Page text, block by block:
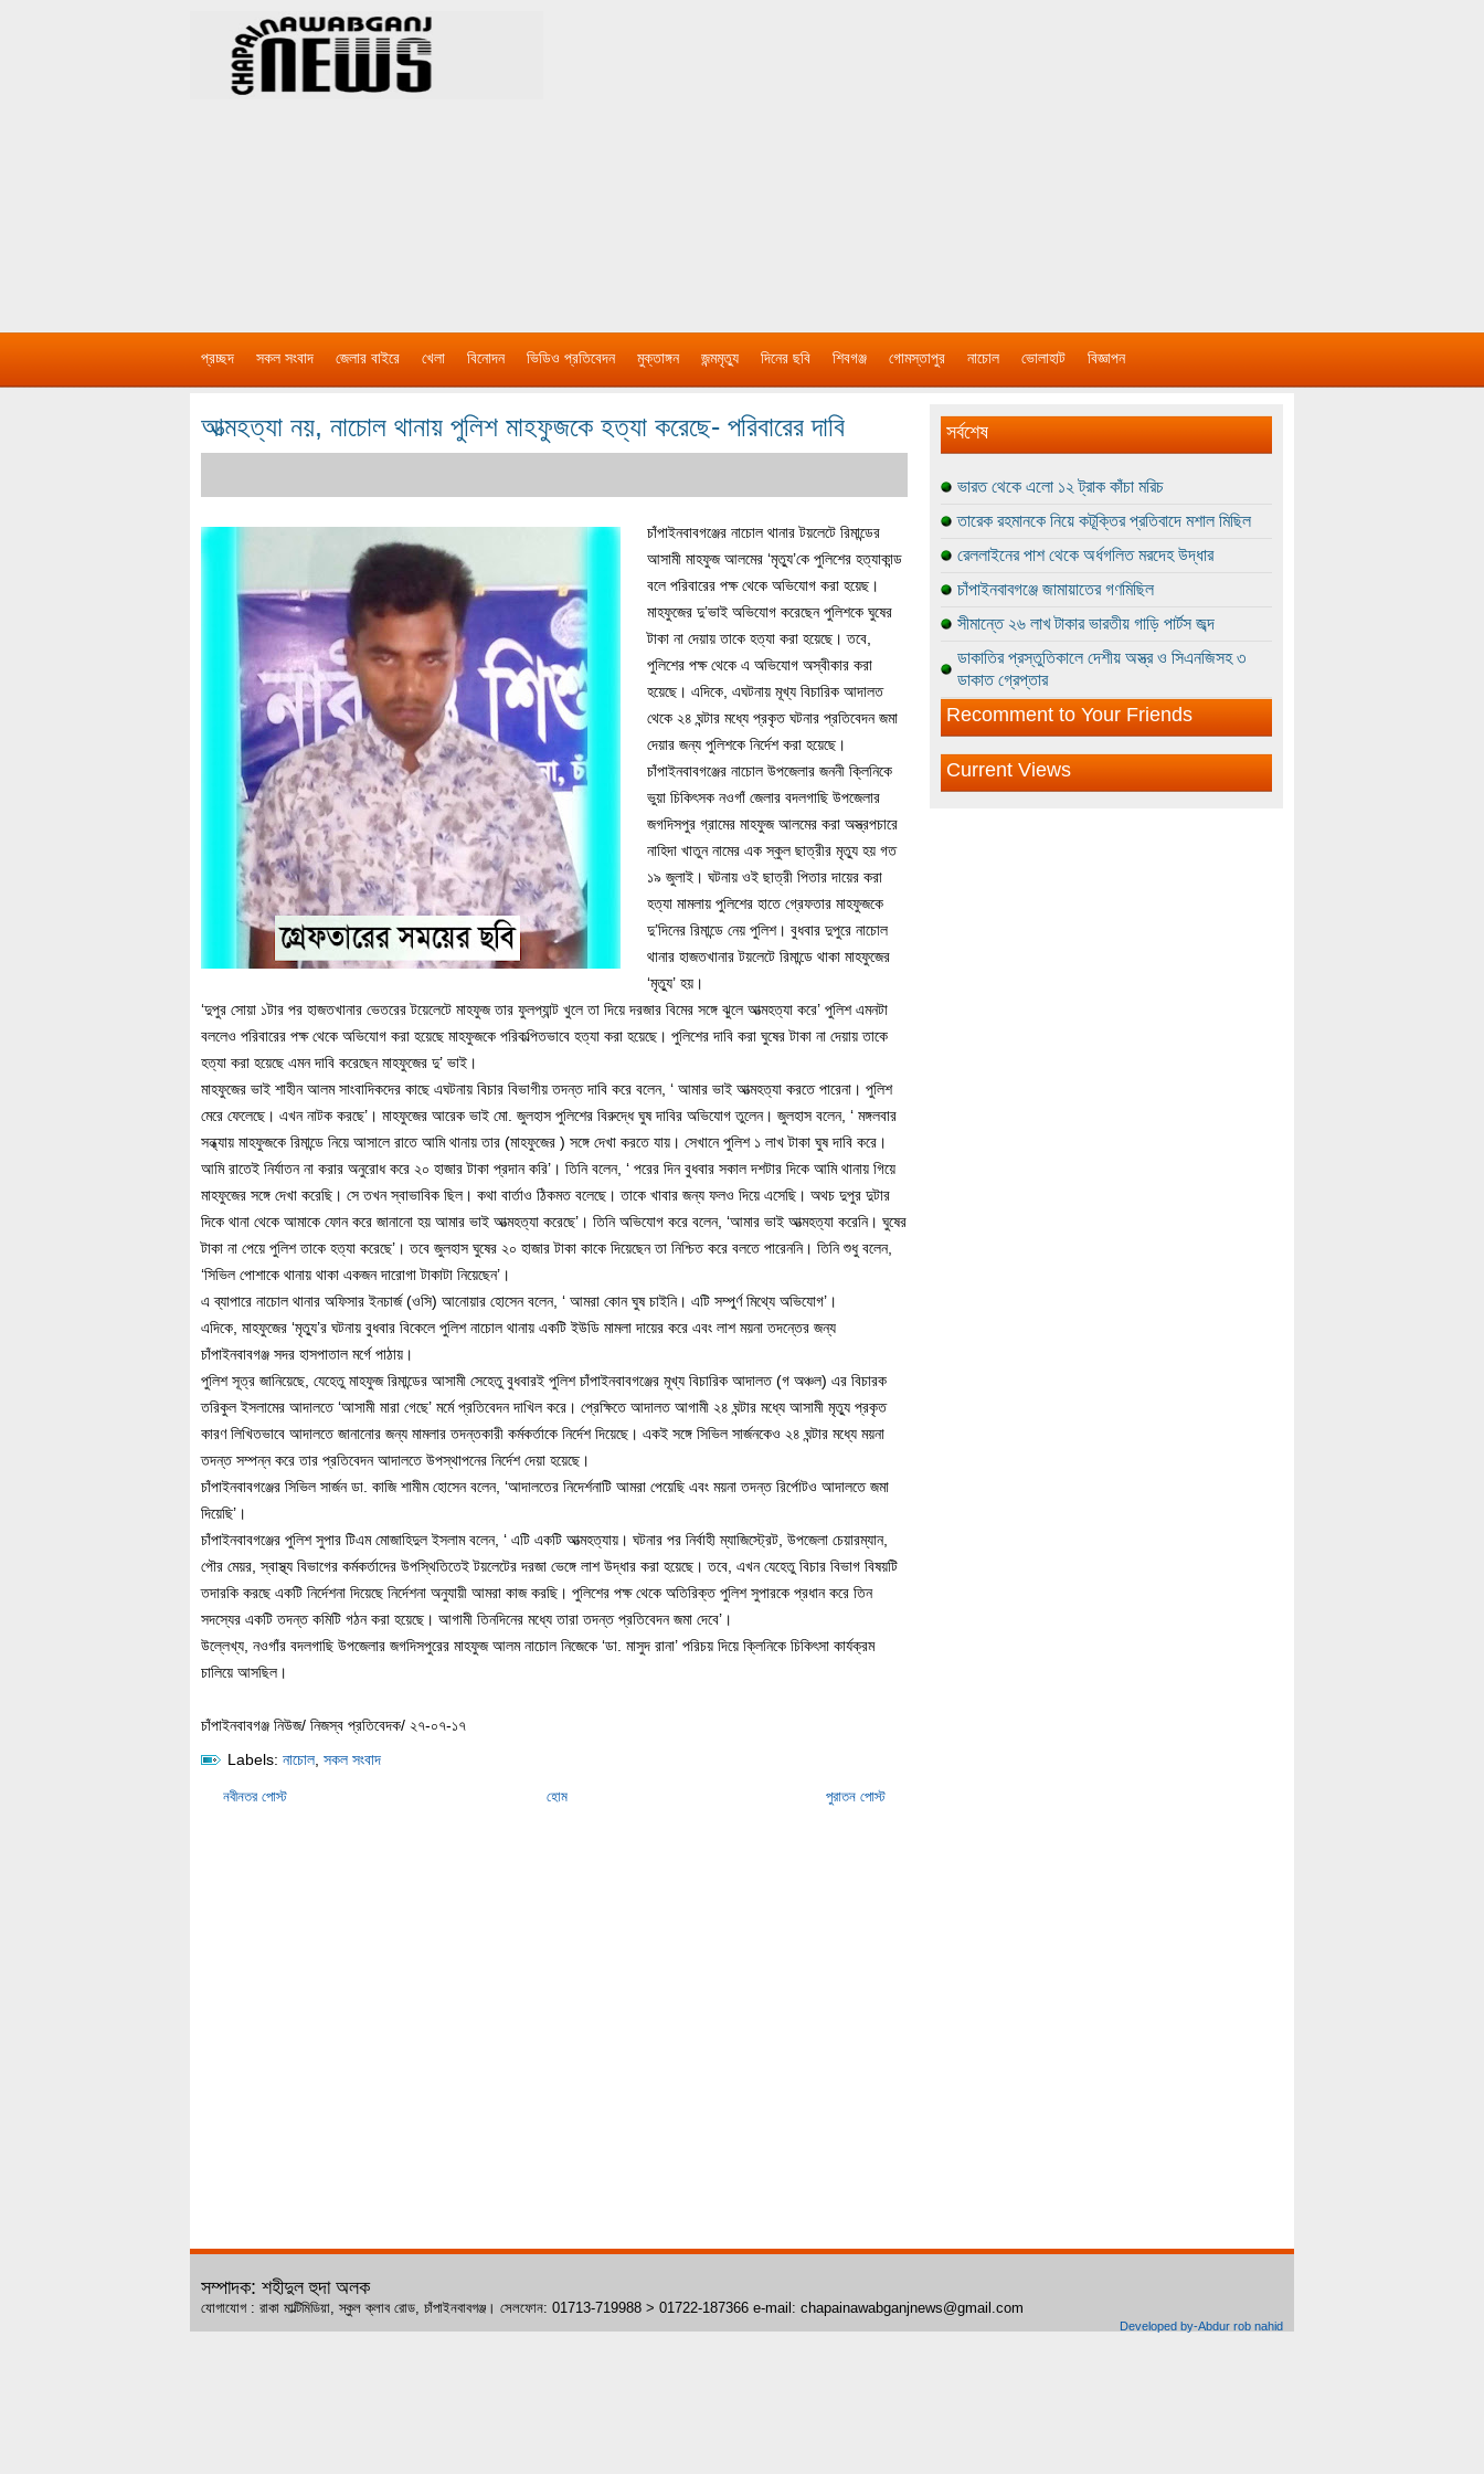
প্রচ্ছদ সকল সংবাদ জেলার বাইরে খেলা বিনোদন ভিডিও প্রতিবেদন মুক্তাঙ্গন জন্মমৃত্যু দিনের ছবি শিবগঞ্জ গোমস্তাপুর নাচোল ভোলাহাট বিজ্ঞাপন
আত্মহত্যা নয়, নাচোল থানায় পুলিশ মাহফুজকে হত্যা করেছে- পরিবারের দাবি
চাঁপাইনবাবগঞ্জের নাচোল থানার টয়লেটে রিমান্ডের
আসামী মাহফুজ আলমের ‘মৃত্যু’কে পুলিশের হত্যাকান্ড
বলে পরিবারের পক্ষ থেকে অভিযোগ করা হয়েছ।
মাহফুজের দু’ভাই অভিযোগ করেছেন পুলিশকে ঘুষের
টাকা না দেয়ায় তাকে হত্যা করা হয়েছে। তবে,
পুলিশের পক্ষ থেকে এ অভিযোগ অস্বীকার করা
হয়েছে। এদিকে, এঘটনায় মূখ্য বিচারিক আদালত
থেকে ২৪ ঘন্টার মধ্যে প্রকৃত ঘটনার প্রতিবেদন জমা
দেয়ার জন্য পুলিশকে নির্দেশ করা হয়েছে।
চাঁপাইনবাবগঞ্জের নাচোল উপজেলার জননী ক্লিনিকে
ভুয়া চিকিৎসক নওগাঁ জেলার বদলগাছি উপজেলার
জগদিসপুর গ্রামের মাহফুজ আলমের করা অস্ত্রপচারে
নাহিদা খাতুন নামের এক স্কুল ছাত্রীর মৃত্যু হয় গত
১৯ জুলাই। ঘটনায় ওই ছাত্রী পিতার দায়ের করা
হত্যা মামলায় পুলিশের হাতে গ্রেফতার মাহফুজকে
দু’দিনের রিমান্ডে নেয় পুলিশ। বুধবার দুপুরে নাচোল
থানার হাজতখানার টয়লেটে রিমান্ডে থাকা মাহফুজের
‘মৃত্যু’ হয়।
‘দুপুর সোয়া ১টার পর হাজতখানার ভেতরের টয়েলেটে মাহফুজ তার ফুলপ্যান্ট খুলে তা দিয়ে দরজার বিমের সঙ্গে ঝুলে আত্মহত্যা করে’ পুলিশ এমনটা
বললেও পরিবারের পক্ষ থেকে অভিযোগ করা হয়েছে মাহফুজকে পরিকল্পিতভাবে হত্যা করা হয়েছে। পুলিশের দাবি করা ঘুষের টাকা না দেয়ায় তাকে
হত্যা করা হয়েছে এমন দাবি করেছেন মাহফুজের দু’ ভাই।
মাহফুজের ভাই শাহীন আলম সাংবাদিকদের কাছে এঘটনায় বিচার বিভাগীয় তদন্ত দাবি করে বলেন, ‘ আমার ভাই আত্মহত্যা করতে পারেনা। পুলিশ
মেরে ফেলেছে। এখন নাটক করছে’। মাহফুজের আরেক ভাই মো. জুলহাস পুলিশের বিরুদ্ধে ঘুষ দাবির অভিযোগ তুলেন। জুলহাস বলেন, ‘ মঙ্গলবার
সন্ধ্যায় মাহফুজকে রিমান্ডে নিয়ে আসালে রাতে আমি থানায় তার (মাহফুজের ) সঙ্গে দেখা করতে যায়। সেখানে পুলিশ ১ লাখ টাকা ঘুষ দাবি করে।
আমি রাতেই নির্যাতন না করার অনুরোধ করে ২০ হাজার টাকা প্রদান করি’। তিনি বলেন, ‘ পরের দিন বুধবার সকাল দশটার দিকে আমি থানায় গিয়ে
মাহফুজের সঙ্গে দেখা করেছি। সে তখন স্বাভাবিক ছিল। কথা বার্তাও ঠিকমত বলেছে। তাকে খাবার জন্য ফলও দিয়ে এসেছি। অথচ দুপুর দুটার
দিকে থানা থেকে আমাকে ফোন করে জানানো হয় আমার ভাই আত্মহত্যা করেছে’। তিনি অভিযোগ করে বলেন, ‘আমার ভাই আত্মহত্যা করেনি। ঘুষের
টাকা না পেয়ে পুলিশ তাকে হত্যা করেছে’। তবে জুলহাস ঘুষের ২০ হাজার টাকা কাকে দিয়েছেন তা নিশ্চিত করে বলতে পারেননি। তিনি শুধু বলেন,
‘সিভিল পোশাকে থানায় থাকা একজন দারোগা টাকাটা নিয়েছেন’।
এ ব্যাপারে নাচোল থানার অফিসার ইনচার্জ (ওসি) আনোয়ার হোসেন বলেন, ‘ আমরা কোন ঘুষ চাইনি। এটি সম্পুর্ণ মিথ্যে অভিযোগ’।
এদিকে, মাহফুজের ‘মৃত্যু’র ঘটনায় বুধবার বিকেলে পুলিশ নাচোল থানায় একটি ইউডি মামলা দায়ের করে এবং লাশ ময়না তদন্তের জন্য
চাঁপাইনবাবগঞ্জ সদর হাসপাতাল মর্গে পাঠায়।
পুলিশ সূত্র জানিয়েছে, যেহেতু মাহফুজ রিমান্ডের আসামী সেহেতু বুধবারই পুলিশ চাঁপাইনবাবগঞ্জের মূখ্য বিচারিক আদালত (গ অঞ্চল) এর বিচারক
তরিকুল ইসলামের আদালতে ‘আসামী মারা গেছে’ মর্মে প্রতিবেদন দাখিল করে। প্রেক্ষিতে আদালত আগামী ২৪ ঘন্টার মধ্যে আসামী মৃত্যু প্রকৃত
কারণ লিখিতভাবে আদালতে জানানোর জন্য মামলার তদন্তকারী কর্মকর্তাকে নির্দেশ দিয়েছে। একই সঙ্গে সিভিল সার্জনকেও ২৪ ঘন্টার মধ্যে ময়না
তদন্ত সম্পন্ন করে তার প্রতিবেদন আদালতে উপস্থাপনের নির্দেশ দেয়া হয়েছে।
চাঁপাইনবাবগঞ্জের সিভিল সার্জন ডা. কাজি শামীম হোসেন বলেন, ‘আদালতের নিদের্শনাটি আমরা পেয়েছি এবং ময়না তদন্ত রির্পোটও আদালতে জমা
দিয়েছি’।
চাঁপাইনবাবগঞ্জের পুলিশ সুপার টিএম মোজাহিদুল ইসলাম বলেন, ‘ এটি একটি আত্মহত্যায়। ঘটনার পর নির্বাহী ম্যাজিস্ট্রেট, উপজেলা চেয়ারম্যান,
পৌর মেয়র, স্বাস্থ্য বিভাগের কর্মকর্তাদের উপস্থিতিতেই টয়লেটের দরজা ভেঙ্গে লাশ উদ্ধার করা হয়েছে। তবে, এখন যেহেতু বিচার বিভাগ বিষয়টি
তদারকি করছে একটি নির্দেশনা দিয়েছে নির্দেশনা অনুযায়ী আমরা কাজ করছি। পুলিশের পক্ষ থেকে অতিরিক্ত পুলিশ সুপারকে প্রধান করে তিন
সদস্যের একটি তদন্ত কমিটি গঠন করা হয়েছে। আগামী তিনদিনের মধ্যে তারা তদন্ত প্রতিবেদন জমা দেবে’।
উল্লেখ্য, নওগাঁর বদলগাছি উপজেলার জগদিসপুরের মাহফুজ আলম নাচোল নিজেকে ‘ডা. মাসুদ রানা’ পরিচয় দিয়ে ক্লিনিকে চিকিৎসা কার্যক্রম
চালিয়ে আসছিল।
চাঁপাইনবাবগঞ্জ নিউজ/ নিজস্ব প্রতিবেদক/ ২৭-০৭-১৭
Labels: নাচোল সকল সংবাদ
নবীনতর পোস্ট পুরাতন পোস্ট
হোম
সর্বশেষ
ভারত থেকে এলো ১২ ট্রাক কাঁচা মরিচ
তারেক রহমানকে নিয়ে কটূক্তির প্রতিবাদে মশাল মিছিল
রেললাইনের পাশ থেকে অর্ধগলিত মরদেহ উদ্ধার
চাঁপাইনবাবগঞ্জে জামায়াতের গণমিছিল
সীমান্তে ২৬ লাখ টাকার ভারতীয় গাড়ি পার্টস জব্দ
ডাকাতির প্রস্তুতিকালে দেশীয় অস্ত্র ও সিএনজিসহ ৩
ডাকাত গ্রেপ্তার
Recomment to Your Friends
Current Views
সম্পাদক: শহীদুল হুদা অলক
যোগাযোগ : রাকা মাল্টিমিডিয়া, স্কুল ক্লাব রোড, চাঁপাইনবাবগঞ্জ। সেলফোন: 01713-719988 > 01722-187366 e-mail: chapainawabganjnews@gmail.com
Developed by-Abdur rob nahid